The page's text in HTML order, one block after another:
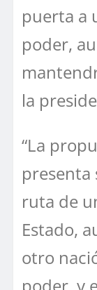
puerta a
poder,
la
“La
presenta
ruta de
Estado,
otro
poder, y